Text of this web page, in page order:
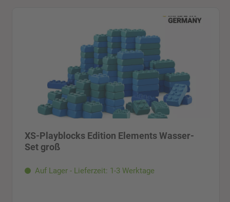
XS-Playblocks Edition Elements Wasser-
Set groß
Auf Lager - Lieferzeit: 1-3 Werktage